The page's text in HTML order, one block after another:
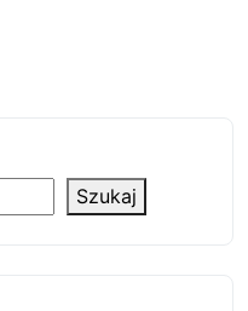
Szukaj